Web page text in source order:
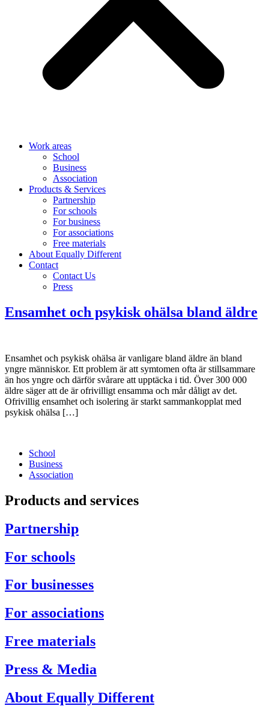
Work areas
School
Business
Association
Products & Services
Partnership
For schools
For business
For associations
Free materials
About Equally Different
Contact
Contact Us
Press
Ensamhet och psykisk ohälsa bland äldre
Ensamhet och psykisk ohälsa är vanligare bland äldre än bland
yngre människor. Ett problem är att symtomen ofta är stillsammare
än hos yngre och därför svårare att upp­täcka i tid. Över 300 000
äldre säger att de är ofrivilligt ensamma och mår dåligt av det.
Ofrivillig ensamhet och isolering är starkt sammankopplat med
psykisk ohälsa […]
School
Business
Association
Products and services
Partnership
For schools
For businesses
For associations
Free materials
Press & Media
About Equally Different